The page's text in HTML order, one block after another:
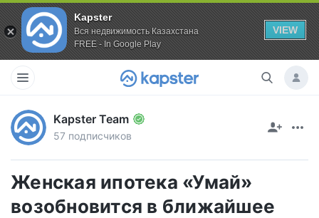
Kapster
Вся недвижимость Казахстана
FREE - In Google Play
VIEW
Kapster Team
57 подписчиков
Женская ипотека «Умай»
возобновится в ближайшее